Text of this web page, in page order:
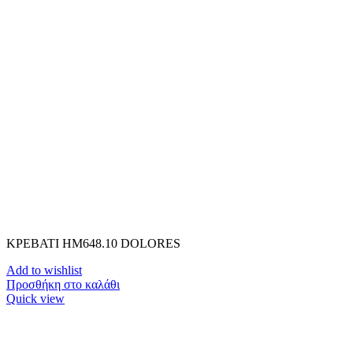
ΚΡΕΒΑΤΙ HM648.10 DOLORES
Add to wishlist
Προσθήκη στο καλάθι
Quick view